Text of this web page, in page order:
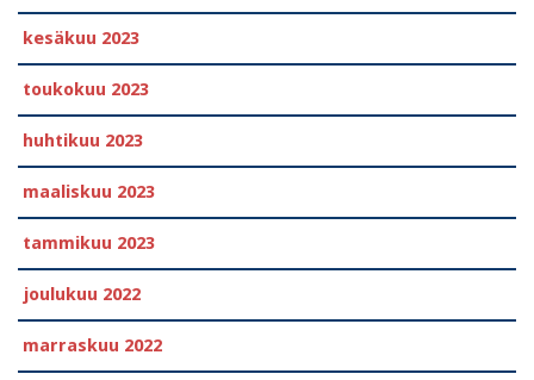
kesäkuu 2023
toukokuu 2023
huhtikuu 2023
maaliskuu 2023
tammikuu 2023
joulukuu 2022
marraskuu 2022